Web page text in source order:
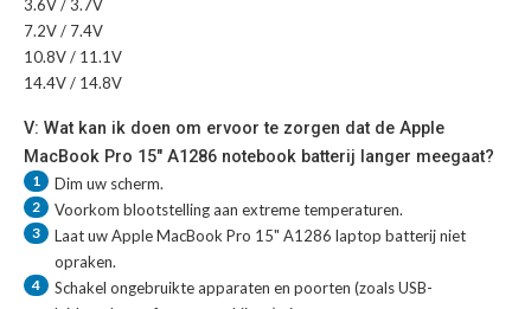
3.6V / 3.7V
7.2V / 7.4V
10.8V / 11.1V
14.4V / 14.8V
V: Wat kan ik doen om ervoor te zorgen dat de Apple
MacBook Pro 15" A1286 notebook batterij langer meegaat?
1 Dim uw scherm.
2 Voorkom blootstelling aan extreme temperaturen.
3 Laat uwApple MacBook Pro 15" A1286 laptop batterijniet
opraken.
4
Schakel ongebruikte apparaten en poorten (zoals USB-